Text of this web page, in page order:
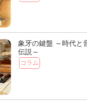
象牙の鍵盤 ～時代と
伝説～
コラム